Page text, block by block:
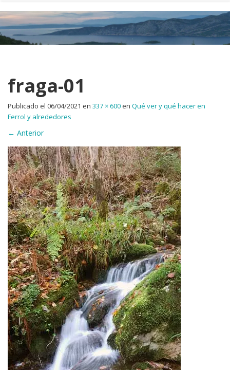
fraga-01
Publicado el 06/04/2021 en 337 × 600en Qué ver y qué hacer en
Ferrol y alrededores
← Anterior